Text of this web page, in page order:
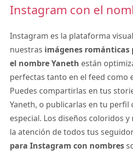
Instagram con el
Instagram es la plataforma
nuestras imágenes
el nombre Yaneth están
perfectas tanto en el feed como
Puedes compartirlas en tus
Yaneth, o publicarlas en tu perfil
especial. Los diseños coloridos
la atención de todos tus
para Instagram con nombres